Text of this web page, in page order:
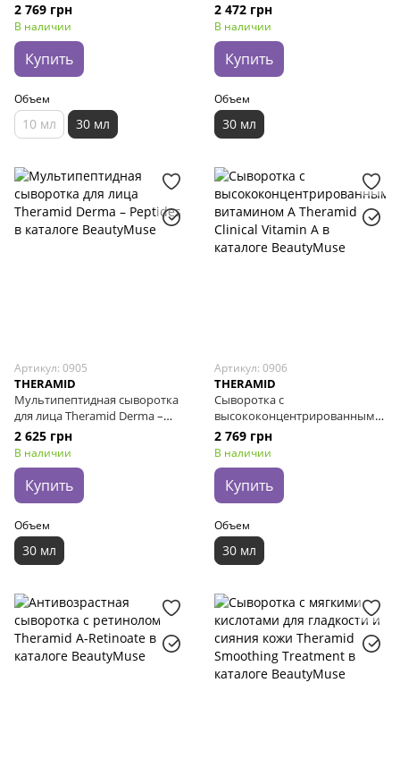
Theramid AZID 15% Azelaic Acid
Treatment, 30 мл
2 769 грн
В наличии
Купить
Объем
10 мл 30 мл
2 472 грн
В наличии
Купить
Объем
30 мл
Артикул: 0905
THERAMID
Мультипептидная сыворотка
для лица Theramid Derma –
Peptides, 30 мл
2 625 грн
В наличии
Купить
Объем
30 мл
Артикул: 0906
THERAMID
Сыворотка с
высококонцентрированным
витамином A Theramid Clinical
Vitamin A, 30 мл
2 769 грн
В наличии
Купить
Объем
30 мл